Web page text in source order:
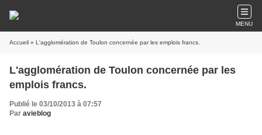
MENU
Accueil » L'agglomération de Toulon concernée par les emplois francs.
L'agglomération de Toulon concernée par les
emplois francs.
Publié le 03/10/2013 à 07:57
Par avieblog